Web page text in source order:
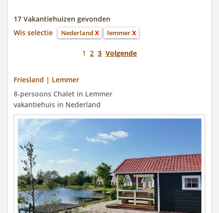
17 Vakantiehuizen gevonden
Wis selectie
Nederland X lemmerX
1 2 3 Volgende
Friesland | Lemmer
8-persoons Chalet in Lemmer
vakantiehuis in Nederland